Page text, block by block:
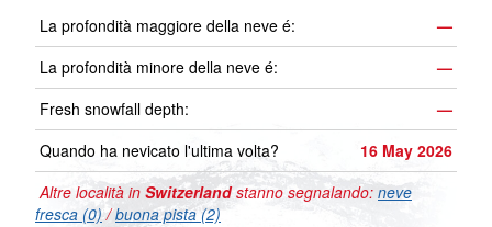
La profondità maggiore della neve é:
—
La profondità minore della neve é:
—
Fresh snowfall depth:
—
Quando ha nevicato l'ultima volta?
16 May 2026
Altre località in Switzerlandstanno segnalando: neve
fresca (0)/buona pista (2)